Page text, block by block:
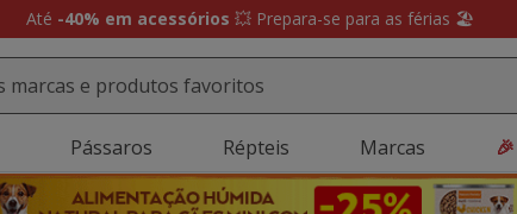
Até -40% em acessórios 💥 Prepara-se para as férias 🏖️
Pássaros Répteis Marcas